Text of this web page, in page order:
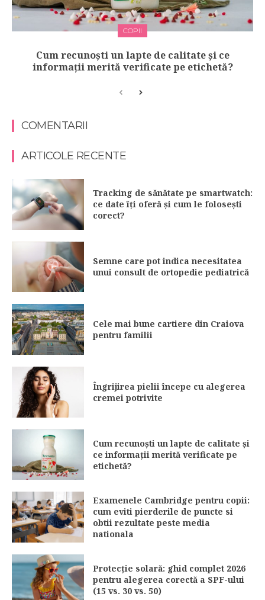
COPII
Cum recunoști un lapte de calitate și ce
informații merită verificate pe etichetă?
COMENTARII
ARTICOLE RECENTE
Tracking de sănătate pe smartwatch:
ce date îți oferă și cum le folosești
corect?
Semne care pot indica necesitatea
unui consult de ortopedie pediatrică
Cele mai bune cartiere din Craiova
pentru familii
Îngrijirea pielii începe cu alegerea
cremei potrivite
Cum recunoști un lapte de calitate și
ce informații merită verificate pe
etichetă?
Examenele Cambridge pentru copii:
cum eviti pierderile de puncte si
obtii rezultate peste media
nationala
Protecție solară: ghid complet 2026
pentru alegerea corectă a SPF-ului
(15 vs. 30 vs. 50)